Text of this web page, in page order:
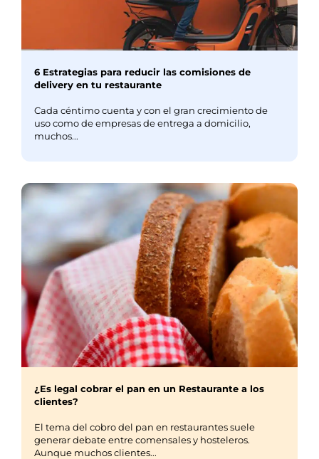
6 Estrategias para reducir las comisiones de
delivery en tu restaurante
Cada céntimo cuenta y con el gran crecimiento de
uso como de empresas de entrega a domicilio,
muchos...
¿Es legal cobrar el pan en un Restaurante a los
clientes?
El tema del cobro del pan en restaurantes suele
generar debate entre comensales y hosteleros.
Aunque muchos clientes...